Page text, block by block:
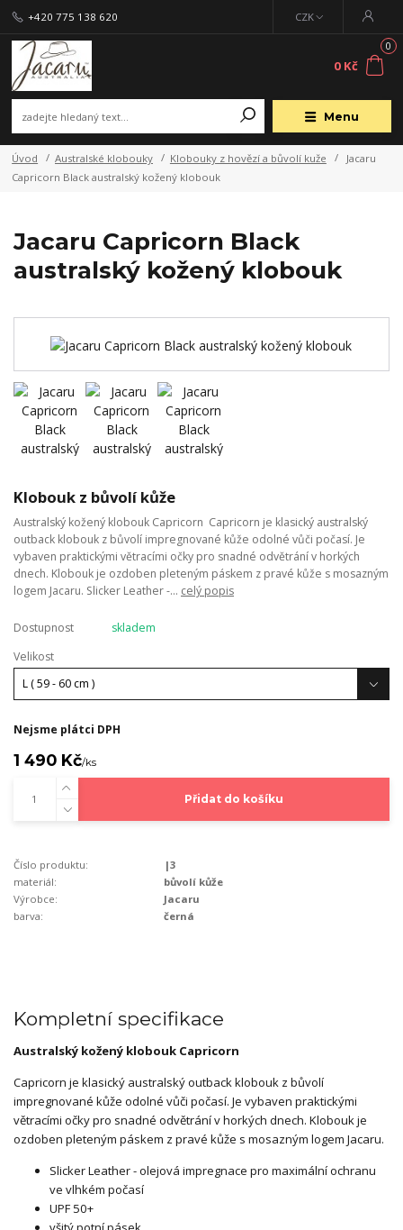
Menu
CZK
+420 775 138 620
0
0 Kč
Úvod Australské klobouky Klobouky z hovězí a bůvolí kuže
Jacaru
Capricorn Black australský kožený klobouk
Jacaru Capricorn Black
australský kožený klobouk
Klobouk z bůvolí kůže
Australský kožený klobouk Capricorn Capricorn je klasický australský
outback klobouk z bůvolí impregnované kůže odolné vůči počasí. Je
vybaven praktickými větracími očky pro snadné odvětrání v horkých
dnech. Klobouk je ozdoben pleteným páskem z pravé kůže s mosazným
logem Jacaru. Slicker Leather -... celý popis
Dostupnost
skladem
Velikost
Nejsme plátci DPH
1 490 Kč/ks
Přidat do košíku
Číslo produktu:
|3
materiál:
bůvolí kůže
Výrobce:
Jacaru
barva:
černá
Kompletní specifikace
Australský kožený klobouk Capricorn
Capricorn je klasický australský outback klobouk z bůvolí
impregnované kůže odolné vůči počasí. Je vybaven praktickými
větracími očky pro snadné odvětrání v horkých dnech. Klobouk je
ozdoben pleteným páskem z pravé kůže s mosazným logem Jacaru.
Slicker Leather - olejová impregnace pro maximální ochranu
ve vlhkém počasí
UPF 50+